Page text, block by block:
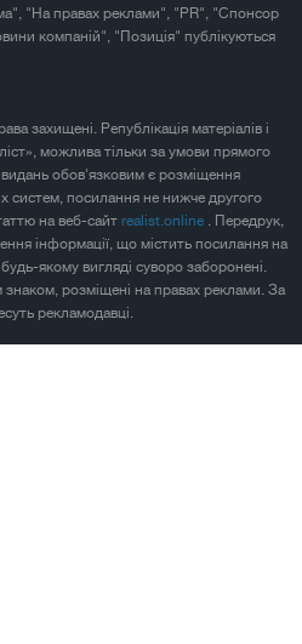
"На правах реклами", "PR", "Спонсор
компаній", "Позиція" публікуються
захищені. Републікація матеріалів і
можлива тільки за умови прямого
обов'язковим є розміщення
систем, посилання не нижче другого
на веб-сайт realist.online . Передрук,
інформації, що містить посилання на
якому вигляді суворо заборонені.
знаком, розміщені на правах реклами. За
рекламодавці.